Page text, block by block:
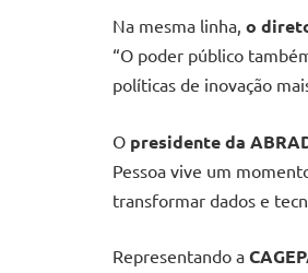
Na mesma linha, o
“O poder público
políticas de inovação
O presidente da
Pessoa vive um
transformar dados e
Representando a